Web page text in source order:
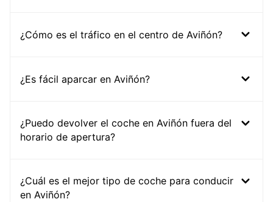
¿Cómo es el tráfico en el centro de Aviñón?
¿Es fácil aparcar en Aviñón?
¿Puedo devolver el coche en Aviñón fuera del
horario de apertura?
¿Cuál es el mejor tipo de coche para conducir
en Aviñón?